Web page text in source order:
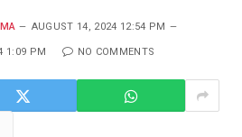
AUGUST 14, 2024 12:54 PM
1:09 PM NO COMMENTS